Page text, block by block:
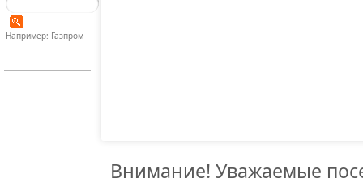
Например: Газпром
Внимание! Уважаемые